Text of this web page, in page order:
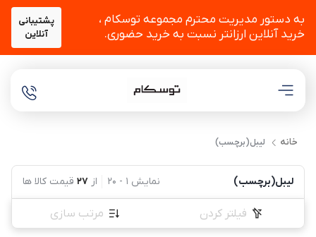
به دستور مدیریت محترم مجموعه توسکام ،
خرید آنلاین ارزانتر نسبت به خرید حضوری.
پشتیبانی
آنلاین
خانه لیبل(برچسب)
لیبل(برچسب) نمایش 1
-
20 از 27 قیمت کالا ها
فیلتر کردن مرتب سازی